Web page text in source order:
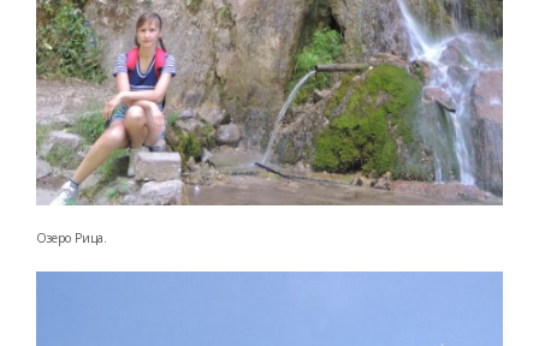
Озеро Рица.